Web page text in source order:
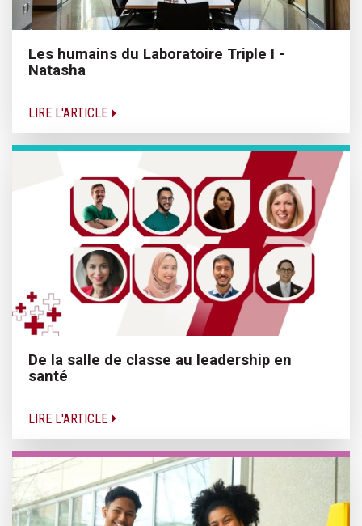
Les humains du Laboratoire Triple I -
Natasha
LIRE L'ARTICLE
De la salle de classe au leadership en
santé
LIRE L'ARTICLE